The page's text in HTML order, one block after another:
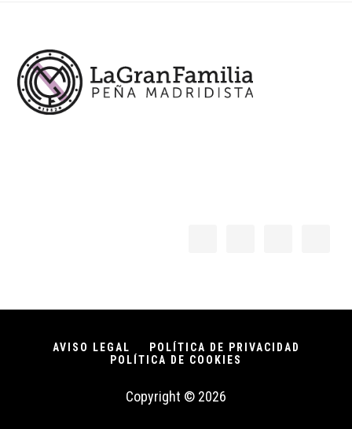
AVISO LEGAL
POLÍTICA DE PRIVACIDAD
POLÍTICA DE COOKIES
Copyright © 2026